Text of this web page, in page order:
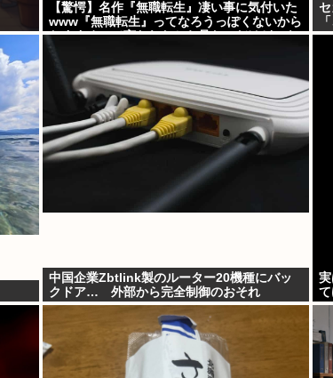
【驚愕】名作『無職転生』凄い事に気付いた
www『無職転生』ってなろうっぽくないから
おすすめって言われたから見たのだけど…も
しかして…
中国企業Zbtlink製のルーター20機種にバッ
クドア… 外部から完全制御のおそれ